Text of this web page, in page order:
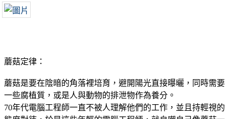
蘑菇定律：
蘑菇是要在陰暗的角落裡培育，避開陽光直接曝曬，同時需要
一些腐植質，或是人與動物的排泄物作為養分。
70年代電腦工程師一直不被人理解他們的工作，並且持輕視的